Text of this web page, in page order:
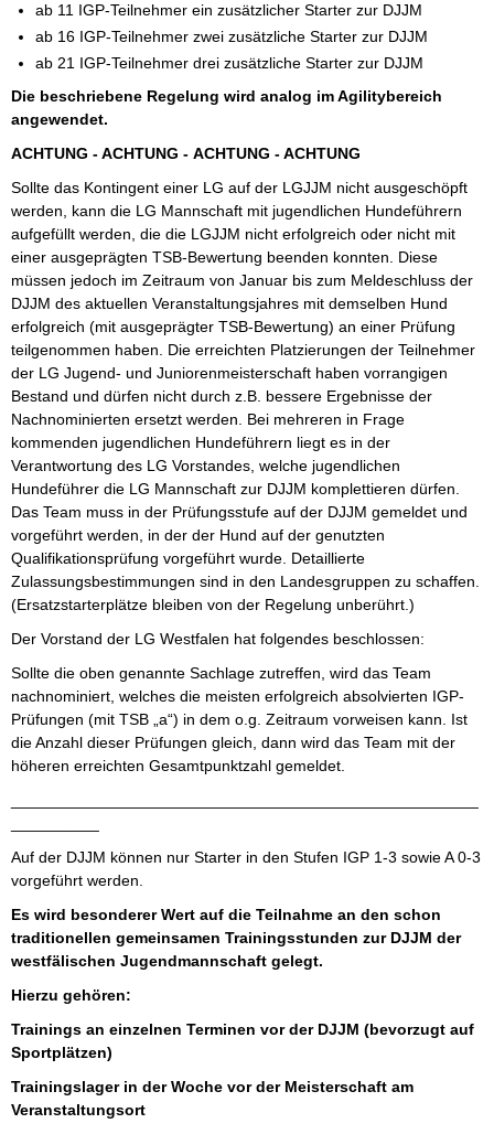
ab 11 IGP-Teilnehmer ein zusätzlicher Starter zur DJJM
ab 16 IGP-Teilnehmer zwei zusätzliche Starter zur DJJM
ab 21 IGP-Teilnehmer drei zusätzliche Starter zur DJJM
Die beschriebene Regelung wird analog im Agilitybereich
angewendet.
ACHTUNG - ACHTUNG - ACHTUNG - ACHTUNG
Sollte das Kontingent einer LG auf der LGJJM nicht ausgeschöpft
werden, kann die LG Mannschaft mit jugendlichen Hundeführern
aufgefüllt werden, die die LGJJM nicht erfolgreich oder nicht mit
einer ausgeprägten TSB-Bewertung beenden konnten. Diese
müssen jedoch im Zeitraum von Januar bis zum Meldeschluss der
DJJM des aktuellen Veranstaltungsjahres mit demselben Hund
erfolgreich (mit ausgeprägter TSB-Bewertung) an einer Prüfung
teilgenommen haben. Die erreichten Platzierungen der Teilnehmer
der LG Jugend- und Juniorenmeisterschaft haben vorrangigen
Bestand und dürfen nicht durch z.B. bessere Ergebnisse der
Nachnominierten ersetzt werden. Bei mehreren in Frage
kommenden jugendlichen Hundeführern liegt es in der
Verantwortung des LG Vorstandes, welche jugendlichen
Hundeführer die LG Mannschaft zur DJJM komplettieren dürfen.
Das Team muss in der Prüfungsstufe auf der DJJM gemeldet und
vorgeführt werden, in der der Hund auf der genutzten
Qualifikationsprüfung vorgeführt wurde. Detaillierte
Zulassungsbestimmungen sind in den Landesgruppen zu schaffen.
(Ersatzstarterplätze bleiben von der Regelung unberührt.)
Der Vorstand der LG Westfalen hat folgendes beschlossen:
Sollte die oben genannte Sachlage zutreffen, wird das Team
nachnominiert, welches die meisten erfolgreich absolvierten IGP-
Prüfungen (mit TSB „a“) in dem o.g. Zeitraum vorweisen kann. Ist
die Anzahl dieser Prüfungen gleich, dann wird das Team mit der
höheren erreichten Gesamtpunktzahl gemeldet.
Auf der DJJM können nur Starter in den Stufen IGP 1-3 sowie A 0-3
vorgeführt werden.
Es wird besonderer Wert auf die Teilnahme an den schon
traditionellen gemeinsamen Trainingsstunden zur DJJM der
westfälischen Jugendmannschaft gelegt.
Hierzu gehören:
Trainings an einzelnen Terminen vor der DJJM (bevorzugt auf
Sportplätzen)
Trainingslager in der Woche vor der Meisterschaft am
Veranstaltungsort